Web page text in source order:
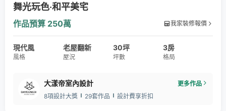
舞光玩色‧和平美宅
作品預算 250萬 我家裝修報價
現代風
風格
老屋翻新
屋況
30坪
坪數
3房
格局
大漾帝室內設計
更多作品
8項設計大獎
29套作品 設計費享折扣